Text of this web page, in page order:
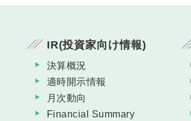
IR(投資家向け情報)
決算概況
適時開示情報
月次動向
Financial Summary